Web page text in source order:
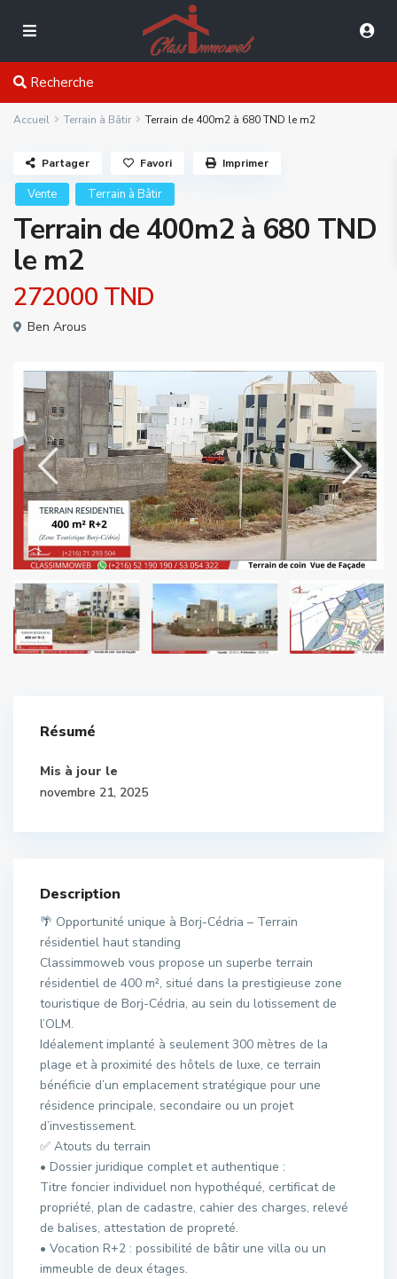
Recherche
Accueil Terrain à Bâtir Terrain de 400m2 à 680 TND le m2
Vente Terrain à Bâtir
Terrain de 400m2 à 680 TND
le m2
272000 TND
Ben Arous
Partager Favori Imprimer
Résumé
Mis à jour le
novembre 21, 2025
Description
🌴 Opportunité unique à Borj-Cédria – Terrain
résidentiel haut standing
Classimmoweb vous propose un superbe terrain
résidentiel de 400 m², situé dans la prestigieuse zone
touristique de Borj-Cédria, au sein du lotissement de
l’OLM.
Idéalement implanté à seulement 300 mètres de la
plage et à proximité des hôtels de luxe, ce terrain
bénéficie d’un emplacement stratégique pour une
résidence principale, secondaire ou un projet
d’investissement.
✅ Atouts du terrain
• Dossier juridique complet et authentique :
Titre foncier individuel non hypothéqué, certificat de
propriété, plan de cadastre, cahier des charges, relevé
de balises, attestation de propreté.
• Vocation R+2 : possibilité de bâtir une villa ou un
immeuble de deux étages.